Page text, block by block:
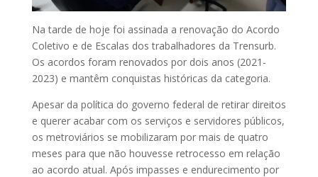
Na tarde de hoje foi assinada a renovação do Acordo
Coletivo e de Escalas dos trabalhadores da Trensurb.
Os acordos foram renovados por dois anos (2021-
2023) e mantêm conquistas históricas da categoria.
Apesar da política do governo federal de retirar direitos
e querer acabar com os serviços e servidores públicos,
os metroviários se mobilizaram por mais de quatro
meses para que não houvesse retrocesso em relação
ao acordo atual. Após impasses e endurecimento por